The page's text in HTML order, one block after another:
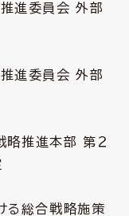
委員会 外部
委員会 外部
推進本部 第２
戦略施策